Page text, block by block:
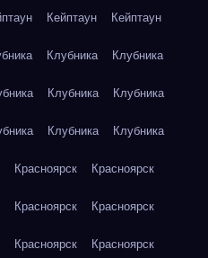
Кейптаун Кейптаун
Клубника Клубника
Клубника Клубника
Клубника Клубника
Красноярск Красноярск
Красноярск Красноярск
Красноярск Красноярск